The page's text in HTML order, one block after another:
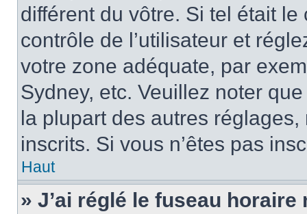
différent du vôtre. Si tel était
contrôle de l’utilisateur et
votre zone adéquate, par
Sydney, etc. Veuillez noter
la plupart des autres réglages,
inscrits. Si vous n’êtes pas
Haut
» J’ai réglé le fuseau horaire